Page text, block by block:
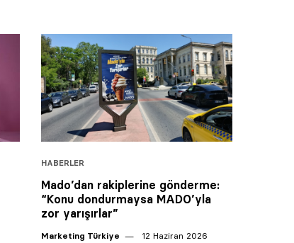
HABERLER
Mado’dan rakiplerine gönderme:
“Konu dondurmaysa MADO’yla
zor yarışırlar”
Marketing Türkiye 12 Haziran 2026